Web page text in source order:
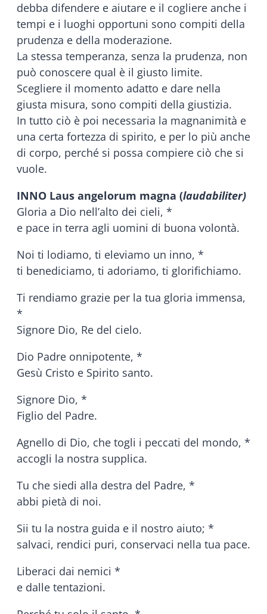
debba difendere e aiutare e il cogliere anche i
tempi e i luoghi opportuni sono compiti della
prudenza e della moderazione.
La stessa temperanza, senza la prudenza, non
può conoscere qual è il giusto limite.
Scegliere il momento adatto e dare nella
giusta misura, sono compiti della giustizia.
In tutto ciò è poi necessaria la magnanimità e
una certa fortezza di spirito, e per lo più anche
di corpo, perché si possa compiere ciò che si
vuole.
INNO Laus angelorum magna (laudabiliter)
Gloria a Dio nell’alto dei cieli, *
e pace in terra agli uomini di buona volontà.
Noi ti lodiamo, ti eleviamo un inno, *
ti benediciamo, ti adoriamo, ti glorifichiamo.
Ti rendiamo grazie per la tua gloria immensa,
*
Signore Dio, Re del cielo.
Dio Padre onnipotente, *
Gesù Cristo e Spirito santo.
Signore Dio, *
Figlio del Padre.
Agnello di Dio, che togli i peccati del mondo, *
accogli la nostra supplica.
Tu che siedi alla destra del Padre, *
abbi pietà di noi.
Sii tu la nostra guida e il nostro aiuto; *
salvaci, rendici puri, conservaci nella tua pace.
Liberaci dai nemici *
e dalle tentazioni.